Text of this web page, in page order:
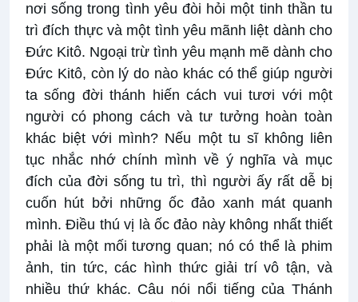
nơi sống trong tình yêu đòi hỏi một tinh thần tu
trì đích thực và một tình yêu mãnh liệt dành cho
Đức Kitô. Ngoại trừ tình yêu mạnh mẽ dành cho
Đức Kitô, còn lý do nào khác có thể giúp người
ta sống đời thánh hiến cách vui tươi với một
người có phong cách và tư tưởng hoàn toàn
khác biệt với mình? Nếu một tu sĩ không liên
tục nhắc nhớ chính mình về ý nghĩa và mục
đích của đời sống tu trì, thì người ấy rất dễ bị
cuốn hút bởi những ốc đảo xanh mát quanh
mình. Điều thú vị là ốc đảo này không nhất thiết
phải là một mối tương quan; nó có thể là phim
ảnh, tin tức, các hình thức giải trí vô tận, và
nhiều thứ khác. Câu nói nổi tiếng của Thánh